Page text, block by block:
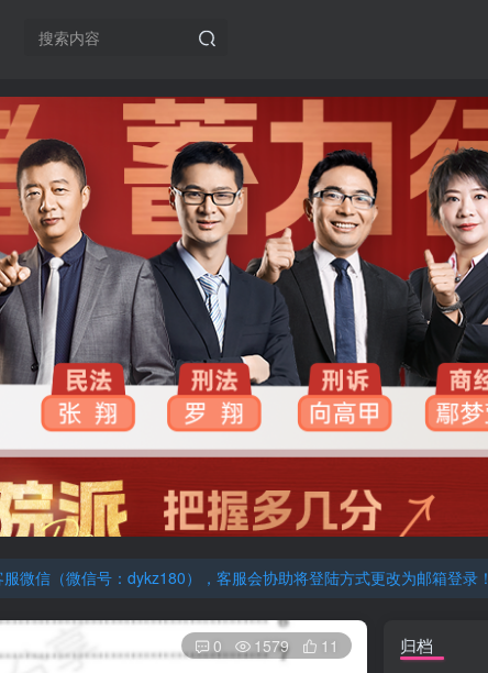
微信（微信号：dykz180），客服会协助将登陆方式更改为邮箱登录！
特别适合学习！
微信（微信号：dykz180），客服会协助将登陆方式更改为邮箱登录！
0 1579 11 归档